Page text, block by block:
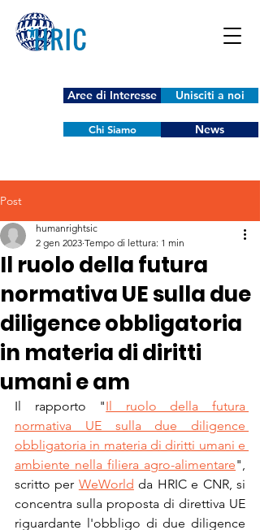
Aree di Interesse Unisciti a noi
Chi Siamo News
Post
Il ruolo della futura
normativa UE sulla due
diligence obbligatoria
in materia di diritti
umani e am
humanrightsic
2 gen 2023 Tempo di lettura: 1 min
Il rapporto "Il ruolo della futura
normativa UE sulla due diligence
obbligatoria in materia di diritti umani e
ambiente nella filiera agro-alimentare",
scritto per WeWorld da HRIC e CNR, si
concentra sulla proposta di direttiva UE
riguardante l'obbligo di due diligence